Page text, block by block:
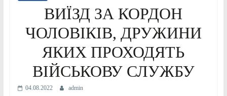
ВИЇЗД ЗА КОРДОН
ЧОЛОВІКІВ, ДРУЖИНИ
ЯКИХ ПРОХОДЯТЬ
ВІЙСЬКОВУ СЛУЖБУ
04.08.2022 admin